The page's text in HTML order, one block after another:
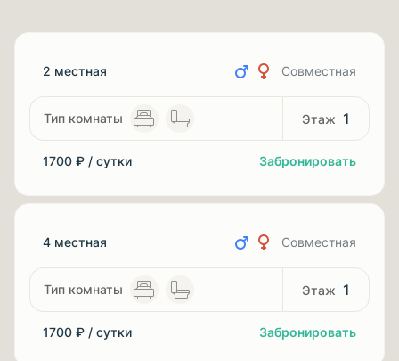
2 местная Совместная
1
1700 ₽ / сутки Забронировать
4 местная Совместная
1
1700 ₽ / сутки Забронировать